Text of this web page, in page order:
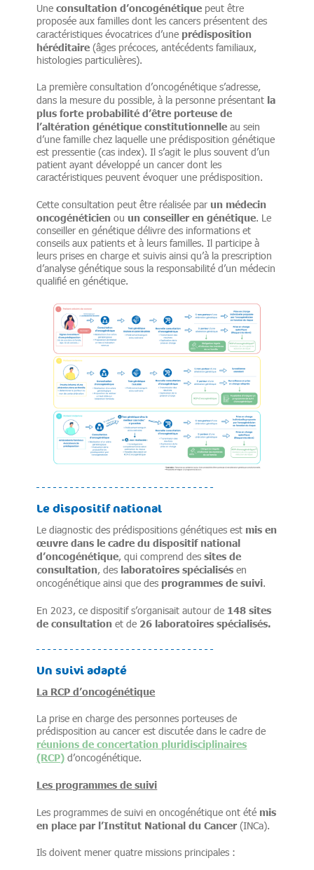
Uneconsultation d’oncogénétique peut être
proposée aux familles dont les cancers présentent des
caractéristiques évocatrices d’une prédisposition
héréditaire (âges précoces, antécédents familiaux,
histologies particulières).
La première consultation d’oncogénétique s’adresse,
dans la mesure du possible, à la personne présentant la
plus forte probabilité d’être porteuse de
l’altération génétique constitutionnelle au sein
d’une famille chez laquelle une prédisposition génétique
est pressentie (cas index). Il s’agit le plus souvent d’un
patient ayant développé un cancer dont les
caractéristiques peuvent évoquer une prédisposition.
Cette consultation peut être réalisée par un médecin
oncogénéticien ou un conseiller en génétique. Le
conseiller en génétique délivre des informations et
conseils aux patients et à leurs familles. Il participe à
leurs prises en charge et suivis ainsi qu’à la prescription
d’analyse génétique sous la responsabilité d’un médecin
qualifié en génétique.
Le dispositif national
Le diagnostic des prédispositions génétiques est mis en
œuvre dans le cadre du dispositif national
d’oncogénétique, qui comprend dessites de
consultation, des laboratoires spécialisés en
oncogénétique ainsi que des programmes de suivi.
En 2023, ce dispositif s’organisait autour de 148 sites
de consultationet de 26 laboratoires spécialisés.
Un suivi adapté
La RCP d’oncogénétique
La prise en charge des personnes porteuses de
prédisposition au cancer est discutée dans le cadre de
réunions de concertation pluridisciplinaires
(RCP) d’oncogénétique.
Les programmes de suivi
Les programmes de suivi en oncogénétique ont été mis
en place par l’Institut National du Cancer (INCa).
Ils doivent mener quatre missions principales :